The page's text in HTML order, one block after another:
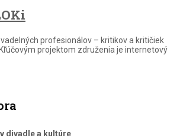
profesionálov – kritikov a kritičiek
projektom združenia je internetový